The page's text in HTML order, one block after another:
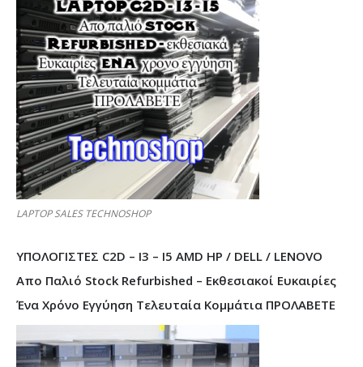
LAPTOP SALES TECHNOSHOP
ΥΠΟΛΟΓΙΣΤΕΣ C2D – I3 – I5 AMD HP / DELL / LENOVO
Απο Παλιό Stock Refurbished – Εκθεσιακοί Ευκαιρίες
Ένα Χρόνο Εγγύηση Τελευταία Κομμάτια ΠΡΟΛΑΒΕΤΕ